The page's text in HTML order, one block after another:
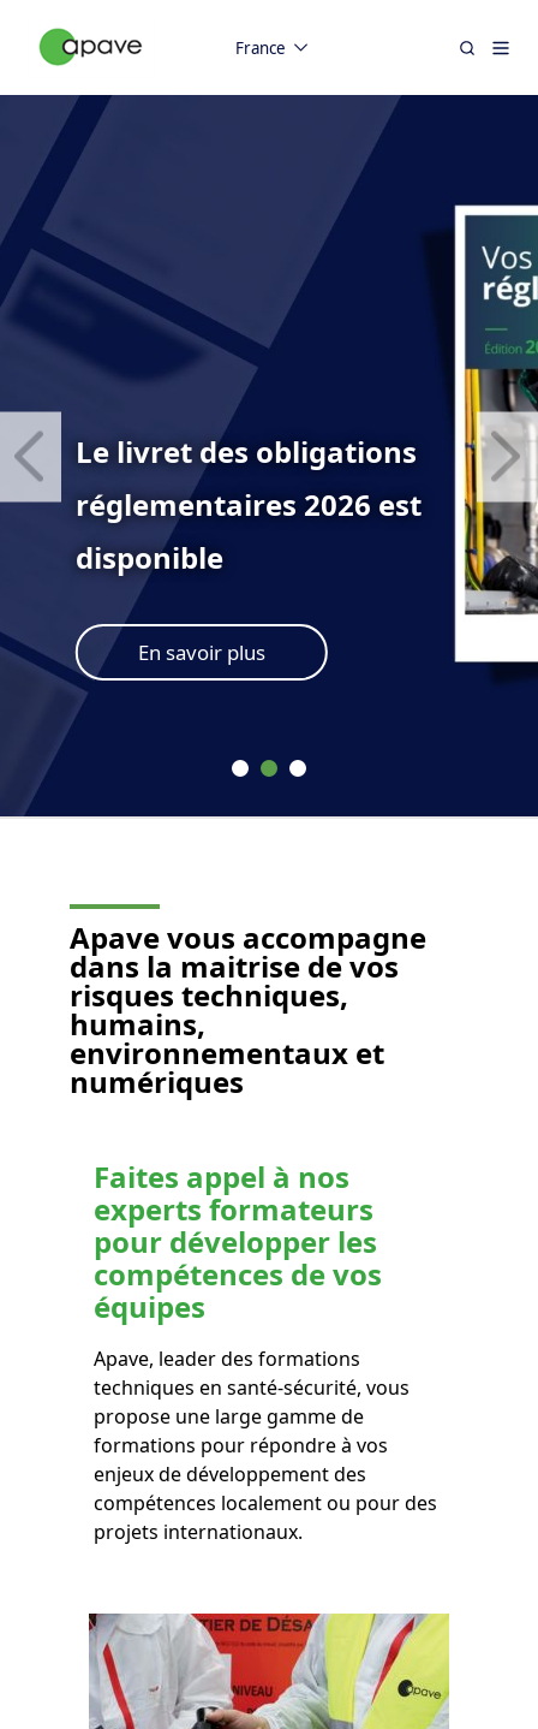
France
Le livret des obligations
réglementaires 2026 est
disponible
En savoir plus
Apave vous accompagne
dans la maitrise de vos
risques techniques,
humains,
environnementaux et
numériques
Faites appel à nos
experts formateurs
pour développer les
compétences de vos
équipes
Apave, leader des formations
techniques en santé-sécurité, vous
propose une large gamme de
formations pour répondre à vos
enjeux de développement des
compétences localement ou pour des
projets internationaux.